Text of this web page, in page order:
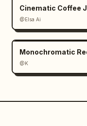
Cinematic Coffee
@Elsa Ai
Monochromatic
@K